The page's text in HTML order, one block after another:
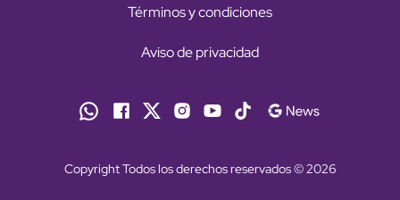
Términos y condiciones
Aviso de privacidad
Copyright Todos los derechos reservados © 2026